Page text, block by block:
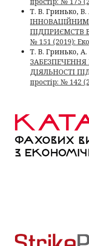
Т. В. Гринько, В.
ПІДПРИЄМСТВ
№ 151 (2019):
Т. В. Гринько,
ЗАБЕЗПЕЧЕННЯ
ДІЯЛЬНОСТІ
простір: № 142